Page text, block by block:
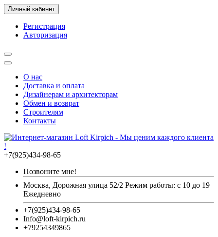
Личный кабинет
Регистрация
Авторизация
О нас
Доставка и оплата
Дизайнерам и архитекторам
Обмен и возврат
Строителям
Контакты
+7(925)434-98-65
Позвоните мне!
Москва, Дорожная улица 52/2 Режим работы: с 10 до 19
Ежедневно
+7(925)434-98-65
Info@loft-kirpich.ru
+79254349865